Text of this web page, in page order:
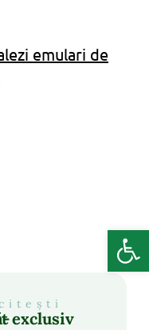
emulari de
exclusiv